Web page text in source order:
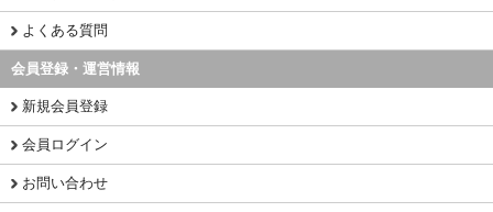
よくある質問
会員登録・運営情報
新規会員登録
会員ログイン
お問い合わせ